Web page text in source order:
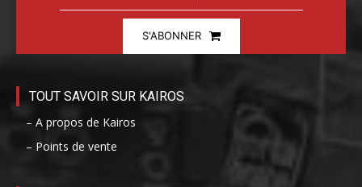
S'ABONNER
TOUT SAVOIR SUR KAIROS
– A propos de Kairos
– Points de vente